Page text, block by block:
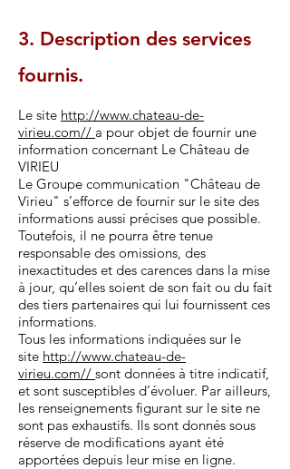
3. Description des services
fournis.
Le site http://www.chateau-de-
virieu.com// a pour objet de fournir une
information concernant Le Château de
VIRIEU
Le Groupe communication "Château de
Virieu" s’efforce de fournir sur le site des
informations aussi précises que possible.
Toutefois, il ne pourra être tenue
responsable des omissions, des
inexactitudes et des carences dans la mise
à jour, qu’elles soient de son fait ou du fait
des tiers partenaires qui lui fournissent ces
informations.
Tous les informations indiquées sur le
site http://www.chateau-de-
virieu.com// sont données à titre indicatif,
et sont susceptibles d’évoluer. Par ailleurs,
les renseignements figurant sur le site ne
sont pas exhaustifs. Ils sont donnés sous
réserve de modifications ayant été
apportées depuis leur mise en ligne.